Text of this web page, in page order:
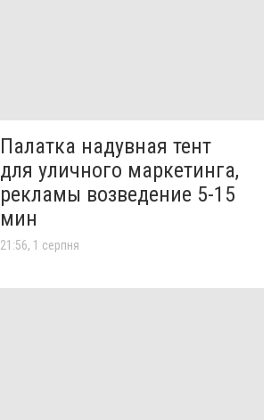
Палатка надувная тент
для уличного маркетинга,
рекламы возведение 5-15
мин
21:56, 1 серпня